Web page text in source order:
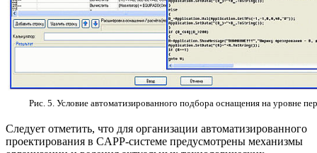
Рис. 5. Условие автоматизированного подбора оснащения на уровне
Следует отметить, что для организации автоматизированного
проектирования в CAPP-системе предусмотрены механизмы